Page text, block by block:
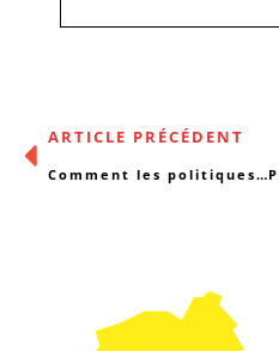
ARTICLE PRÉCÉDENT
Comment les politiques publiques aggravent les vulnérabilités